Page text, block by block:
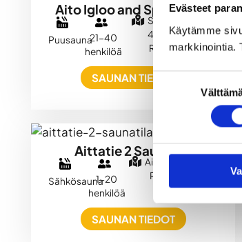
Evästeet
Käytämme
markkinointia.
Suostumuksen
Aito Igloo and Spa Resort
Puusauna21-40
henkilöä
Seitarannantie
437, 97240
Rovaniemi
SAUNAN TIEDOT
Aittatie 2 Saunatila
Sähkösauna1-20
henkilöä
Aittatie 2, 96100
Rovaniemi
SAUNAN TIEDOT